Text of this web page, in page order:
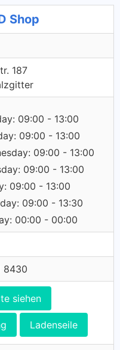
Shop
187
09:00 - 13:00
09:00 - 13:00
09:00 - 13:00
09:00 - 13:00
09:00 - 13:00
09:00 - 13:30
00:00 - 00:00
8430
siehen
Ladenseile